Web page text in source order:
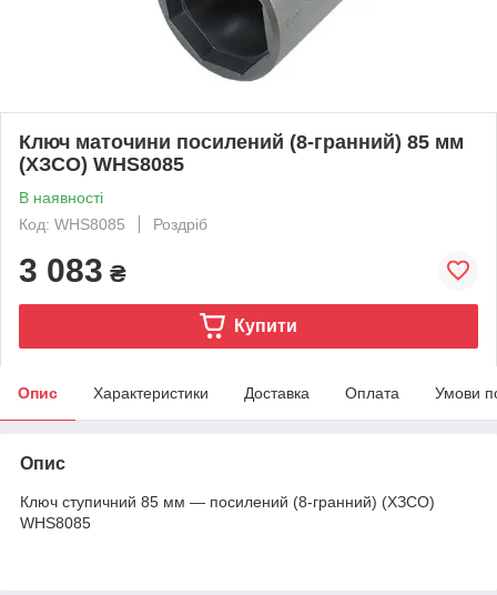
Ключ маточини посилений (8-гранний) 85 мм
(ХЗСО) WHS8085
В наявності
Код: WHS8085
Роздріб
3 083 ₴
Купити
Опис Характеристики Доставка Оплата Умови
Опис
Ключ ступичний 85 мм — посилений (8-гранний) (ХЗСО)
WHS8085